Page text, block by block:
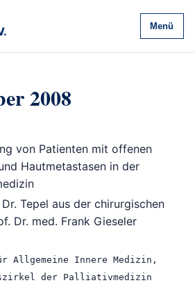
Menü
2008
von Patienten mit offenen
Hautmetastasen in der
Tepel aus der chirurgischen
Dr. med. Frank Gieseler
Allgemeine Innere Medizin,
der Palliativmedizin